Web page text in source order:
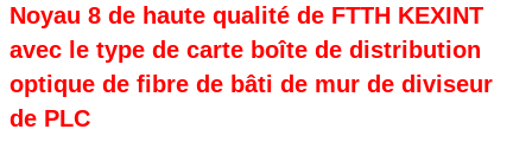
Noyau 8 de haute qualité de FTTH KEXINT
avec le type de carte boîte de distribution
optique de fibre de bâti de mur de diviseur
de PLC